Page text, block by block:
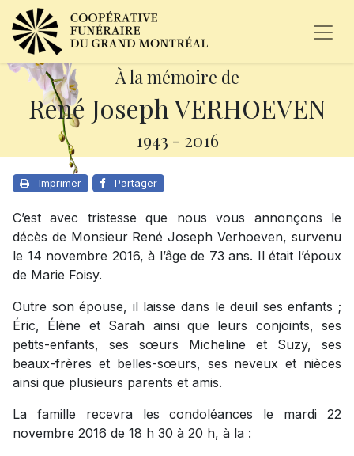
À la mémoire de
René Joseph VERHOEVEN
1943 - 2016
Imprimer Partager
C’est avec tristesse que nous vous annonçons le
décès de Monsieur René Joseph Verhoeven, survenu
le 14 novembre 2016, à l’âge de 73 ans. Il était l’époux
de Marie Foisy.
Outre son épouse, il laisse dans le deuil ses enfants ;
Éric, Élène et Sarah ainsi que leurs conjoints, ses
petits-enfants, ses sœurs Micheline et Suzy, ses
beaux-frères et belles-sœurs, ses neveux et nièces
ainsi que plusieurs parents et amis.
La famille recevra les condoléances le mardi 22
novembre 2016 de 18 h 30 à 20 h, à la :